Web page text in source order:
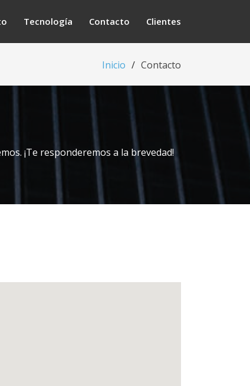
Tecnología Contacto Clientes
Inicio Contacto
¡Te responderemos a la brevedad!